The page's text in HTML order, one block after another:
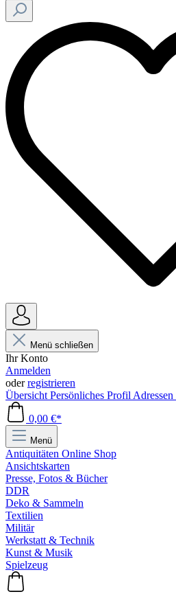
Menü schließen
Ihr Konto
Anmelden
oderregistrieren
Übersicht Persönliches Profil Adressen
0,00 €*
Menü
Antiquitäten Online Shop
Ansichtskarten
Presse, Fotos & Bücher
DDR
Deko & Sammeln
Textilien
Militär
Werkstatt & Technik
Kunst & Musik
Spielzeug